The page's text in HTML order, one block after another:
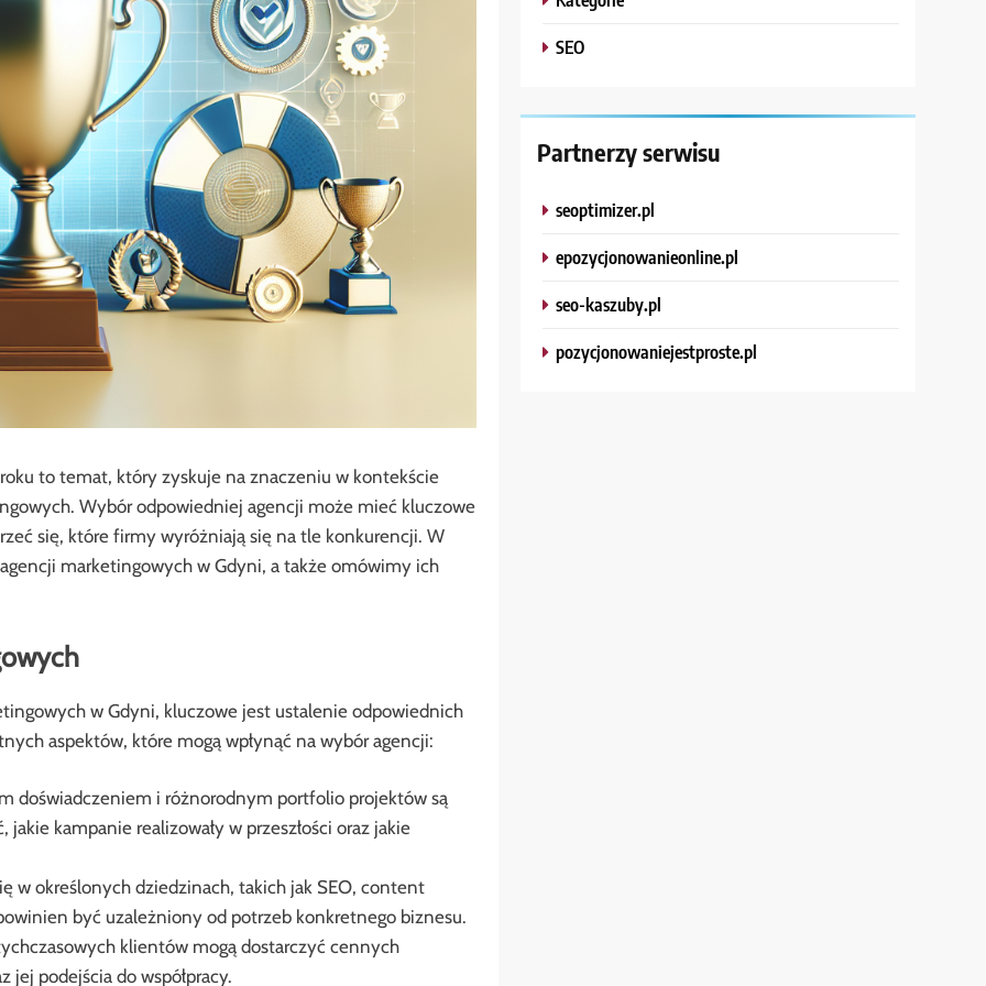
to temat, który zyskuje na znaczeniu w kontekście
Wybór odpowiedniej agencji może mieć kluczowe
się, które firmy wyróżniają się na tle konkurencji. W
marketingowych w Gdyni, a także omówimy ich
w Gdyni, kluczowe jest ustalenie odpowiednich
aspektów, które mogą wpłynąć na wybór agencji:
doświadczeniem i różnorodnym portfolio projektów są
kampanie realizowały w przeszłości oraz jakie
w określonych dziedzinach, takich jak SEO, content
być uzależniony od potrzeb konkretnego biznesu.
klientów mogą dostarczyć cennych
jej podejścia do współpracy.
SEO
Partnerzy serwisu
seoptimizer.pl
epozycjonowanieonline.pl
seo-kaszuby.pl
pozycjonowaniejestproste.pl